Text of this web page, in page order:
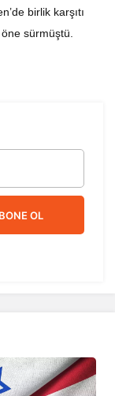
birlik karşıtı
sürmüştü.
OL